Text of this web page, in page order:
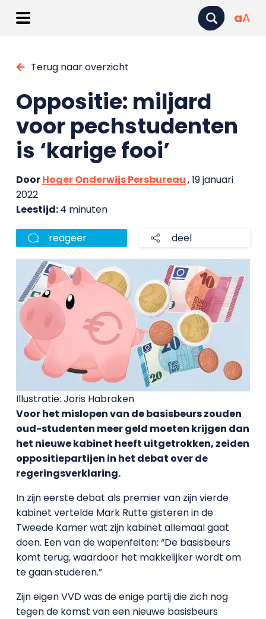
aA
Terug naar overzicht
Oppositie: miljard
voor pechstudenten
is ‘karige fooi’
DoorHoger Onderwijs Persbureau, 19 januari
2022
Leestijd:4 minuten
reageer deel
Illustratie: Joris Habraken
Voor het mislopen van de basisbeurs zouden
oud-studenten meer geld moeten krijgen dan
het nieuwe kabinet heeft uitgetrokken, zeiden
oppositiepartijen in het debat over de
regeringsverklaring.
In zijn eerste debat als premier van zijn vierde
kabinet vertelde Mark Rutte gisteren in de
Tweede Kamer wat zijn kabinet allemaal gaat
doen. Een van de wapenfeiten: “De basisbeurs
komt terug, waardoor het makkelijker wordt om
te gaan studeren.”
Zijn eigen VVD was de enige partij die zich nog
tegen de komst van een nieuwe basisbeurs